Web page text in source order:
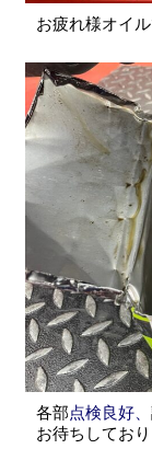
お疲れ様オイル
各部点検良好、
お待ちしており